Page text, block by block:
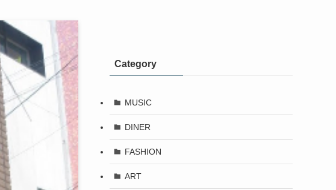
Category
MUSIC
DINER
FASHION
ART